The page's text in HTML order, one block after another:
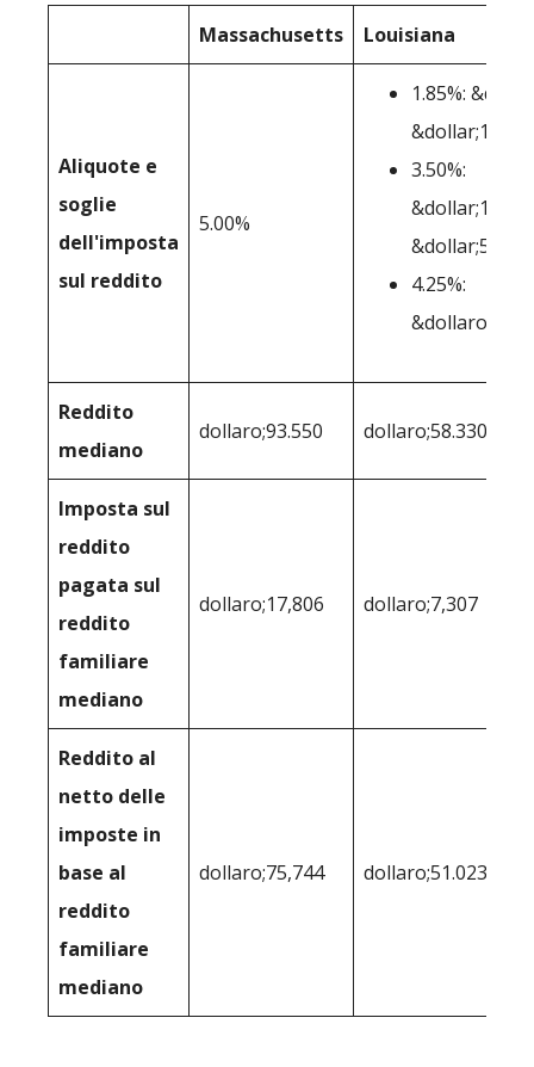
Massachusetts Louisiana
Aliquote e
soglie
dell'imposta
sul reddito
5.00%
1.85%:
3.50%:
4.25%:
Reddito
mediano
dollaro;93.550 dollaro;58.330
Imposta sul
reddito
pagata sul
reddito
familiare
mediano
dollaro;17,806 dollaro;7,307
Reddito al
netto delle
imposte in
base al
reddito
familiare
mediano
dollaro;75,744 dollaro;51.023